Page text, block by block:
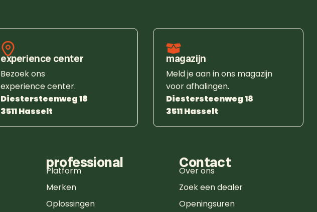
experience center
Bezoek ons
experience center.
Diestersteenweg 18
3511 Hasselt
magazijn
Meld je aan in ons magazijn
voor afhalingen.
Diestersteenweg 18
3511 Hasselt
professional
Platform
Merken
Oplossingen
Contact
Over ons
Zoek een dealer
Openingsuren